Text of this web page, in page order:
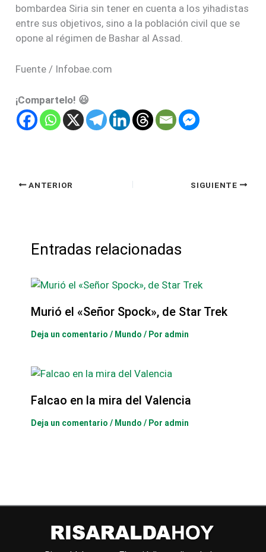
bombardea Siria sin tener en cuenta a los yihadistas
entre sus objetivos, sino a la población civil que se
opone al régimen de Bashar al Assad.
Fuente / Infobae.com
¡Compartelo! 😃
ANTERIOR SIGUIENTE
Entradas relacionadas
Murió el «Señor Spock», de Star Trek
Deja un comentario / Mundo / Por admin
Falcao en la mira del Valencia
Deja un comentario / Mundo / Por admin